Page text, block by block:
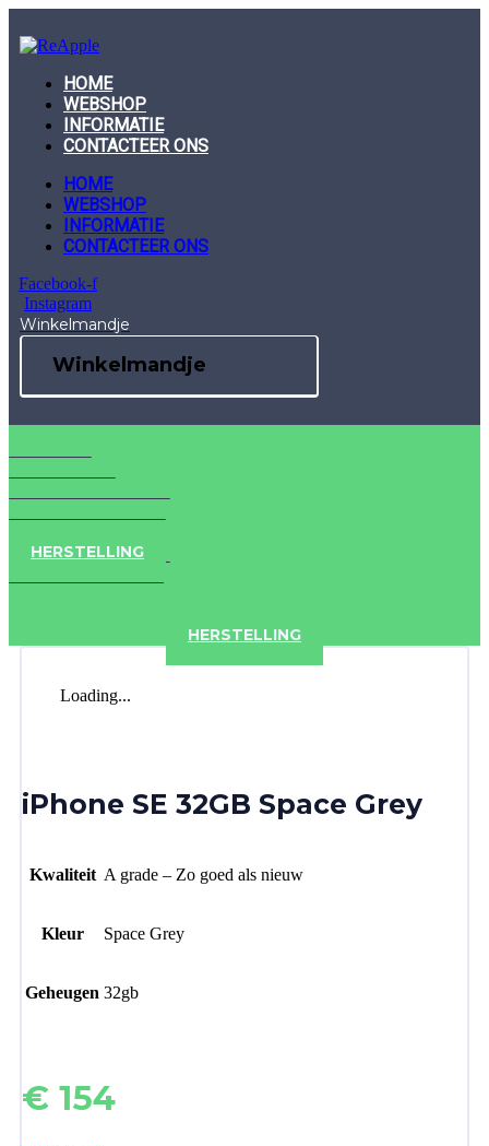
to
content
HOME
WEBSHOP
INFORMATIE
CONTACTEER ONS
HOME
WEBSHOP
INFORMATIE
CONTACTEER ONS
Facebook-f
Instagram
Winkelmandje
Winkelmandje
HERSTELLING
HERSTELLING
Loading...
iPhone SE 32GB Space Grey
Kwaliteit A grade – Zo goed als nieuw
Kleur Space Grey
Geheugen 32gb
€ 154